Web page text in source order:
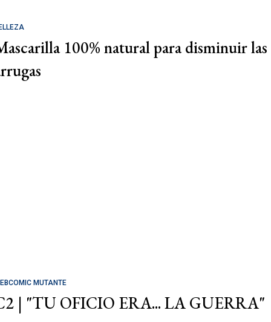
100% natural para disminuir las
MUTANTE
| "TU OFICIO ERA... LA GUERRA"